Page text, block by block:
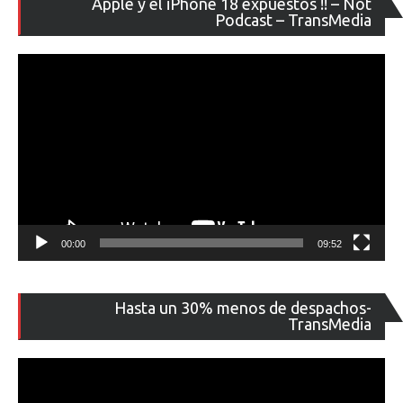
Apple y el iPhone 18 expuestos !! – Not
Podcast – TransMedia
de
00:00 09:52
Hasta un 30% menos de despachos-
TransMedia
de